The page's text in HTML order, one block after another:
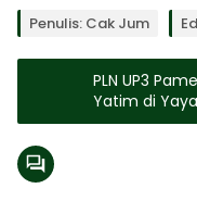
Penulis: Cak Jum
PLN UP3
Yatim di